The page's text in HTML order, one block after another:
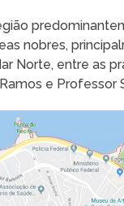
nobres,
Norte, entre as
e Professor